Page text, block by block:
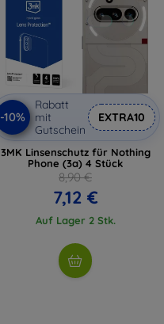
-10%
Rabatt
mit
Gutschein
EXTRA10
3MK Linsenschutz für Nothing
Phone (3a) 4 Stück
8,90 €
7,12 €
Auf Lager 2 Stk.